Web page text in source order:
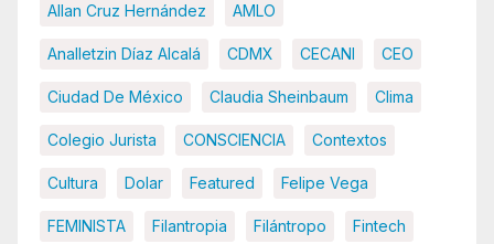
Allan Cruz Hernández AMLO
Analletzin Díaz Alcalá CDMX CECANI CEO
Ciudad De México Claudia Sheinbaum Clima
Colegio Jurista CONSCIENCIA Contextos
Cultura Dolar Featured Felipe Vega
FEMINISTA Filantropia Filántropo Fintech